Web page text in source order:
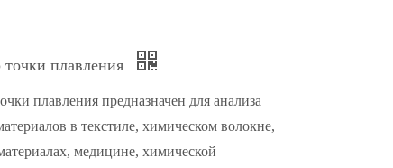
точки плавления
плавления предназначен для анализа
в текстиле, химическом волокне,
медицине, химической